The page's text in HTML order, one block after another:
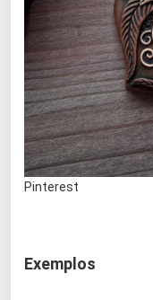
Pinterest
Exemplos